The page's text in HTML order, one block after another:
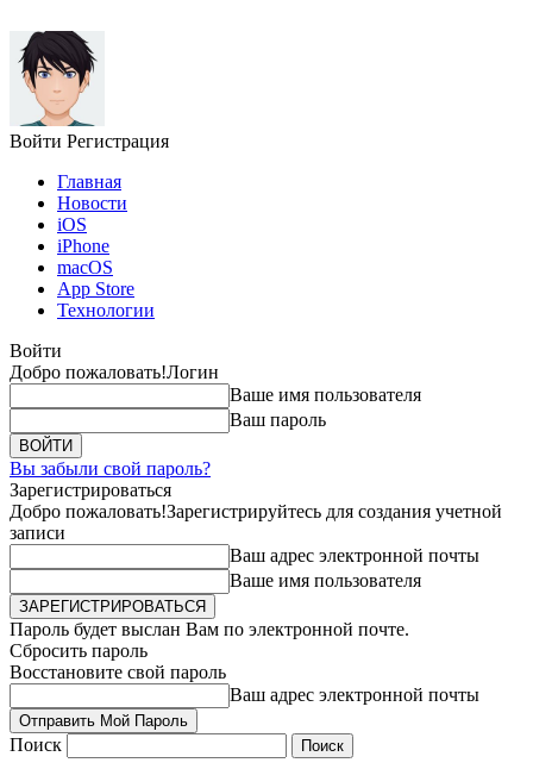
Войти Регистрация
Главная
Новости
iOS
iPhone
macOS
App Store
Технологии
Войти
Добро пожаловать!Логин
Ваше имя пользователя
Ваш пароль
Вы забыли свой пароль?
Зарегистрироваться
Добро пожаловать!Зарегистрируйтесь для создания учетной
записи
Ваш адрес электронной почты
Ваше имя пользователя
Пароль будет выслан Вам по электронной почте.
Сбросить пароль
Восстановите свой пароль
Ваш адрес электронной почты
Поиск